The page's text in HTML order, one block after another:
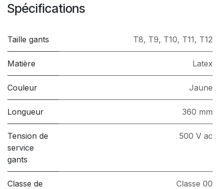
Spécifications
Taille gants T8, T9, T10, T11, T12
Matière Latex
Couleur Jaune
Longueur 360 mm
Tension de
service
gants
500 V ac
Classe de
Classe 00